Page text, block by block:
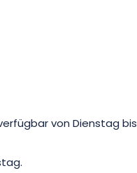
von Dienstag bis